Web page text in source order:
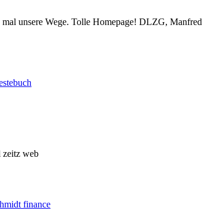
unsere Wege. Tolle Homepage! DLZG, Manfred